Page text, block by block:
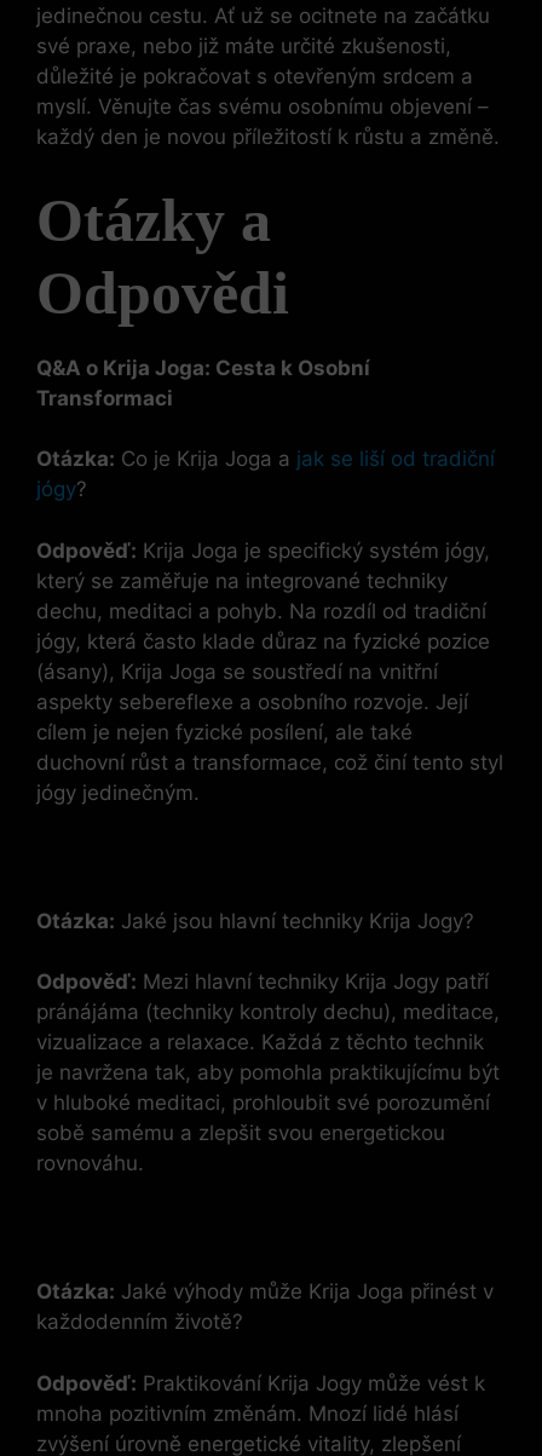
jedinečnou cestu. Ať už se ocitnete na začátku
své praxe, nebo již máte určité zkušenosti,
důležité je pokračovat s otevřeným srdcem a
myslí. Věnujte čas svému osobnímu objevení –
každý den je novou příležitostí k růstu a změně.
Otázky a
Odpovědi
Q&A o Krija Joga: Cesta k Osobní
Transformaci
Otázka: Co je Krija Joga a jak se liší od tradiční
jógy?
Odpověď: Krija Joga je specifický systém jógy,
který se zaměřuje na integrované techniky
dechu, meditaci a pohyb. Na rozdíl od tradiční
jógy, která často klade důraz na fyzické pozice
(ásany), Krija Joga se soustředí na vnitřní
aspekty sebereflexe a osobního rozvoje. Její
cílem je nejen fyzické posílení, ale také
duchovní růst a transformace, což činí tento styl
jógy jedinečným.
Otázka: Jaké jsou hlavní techniky Krija Jogy?
Odpověď: Mezi hlavní techniky Krija Jogy patří
pránájáma (techniky kontroly dechu), meditace,
vizualizace a relaxace. Každá z těchto technik
je navržena tak, aby pomohla praktikujícímu být
v hluboké meditaci, prohloubit své porozumění
sobě samému a zlepšit svou energetickou
rovnováhu.
Otázka: Jaké výhody může Krija Joga přinést v
každodenním životě?
Odpověď: Praktikování Krija Jogy může vést k
mnoha pozitivním změnám. Mnozí lidé hlásí
zvýšení úrovně energetické vitality, zlepšení